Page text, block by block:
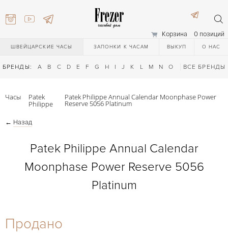
Корзина 0 позиций
ШВЕЙЦАРСКИЕ ЧАСЫ ЗАПОНКИ К ЧАСАМ ВЫКУП О НАС
БРЕНДЫ: A B C D E F G H I J K L M N O Q R S T
ВСЕ БРЕНДЫ
Часы Patek
Philippe
Patek Philippe Annual Calendar Moonphase Power
Reserve 5056 Platinum
← Назад
Patek Philippe Annual Calendar
Moonphase Power Reserve 5056
Platinum
Продано